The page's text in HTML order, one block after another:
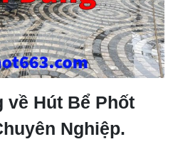
Hút Bể Phốt
Nghiệp.